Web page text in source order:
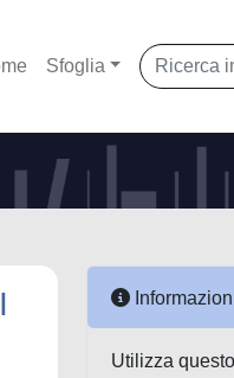
Sfoglia
Utilizza